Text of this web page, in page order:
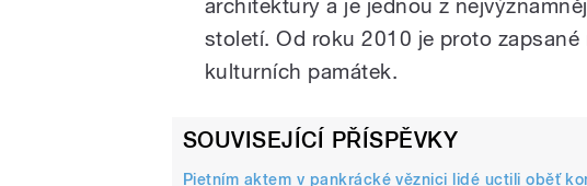
architektury a je jednou z
století. Od roku 2010 je proto zapsané
kulturních památek.
SOUVISEJÍCÍ PŘÍSPĚVKY
Pietním aktem v pankrácké věznici lidé uctili oběť